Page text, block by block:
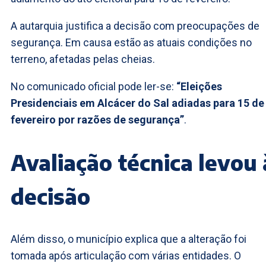
A autarquia justifica a decisão com preocupações de
segurança. Em causa estão as atuais condições no
terreno, afetadas pelas cheias.
No comunicado oficial pode ler-se: “Eleições
Presidenciais em Alcácer do Sal adiadas para 15 de
fevereiro por razões de segurança”.
Avaliação técnica levou
decisão
Além disso, o município explica que a alteração foi
tomada após articulação com várias entidades. O